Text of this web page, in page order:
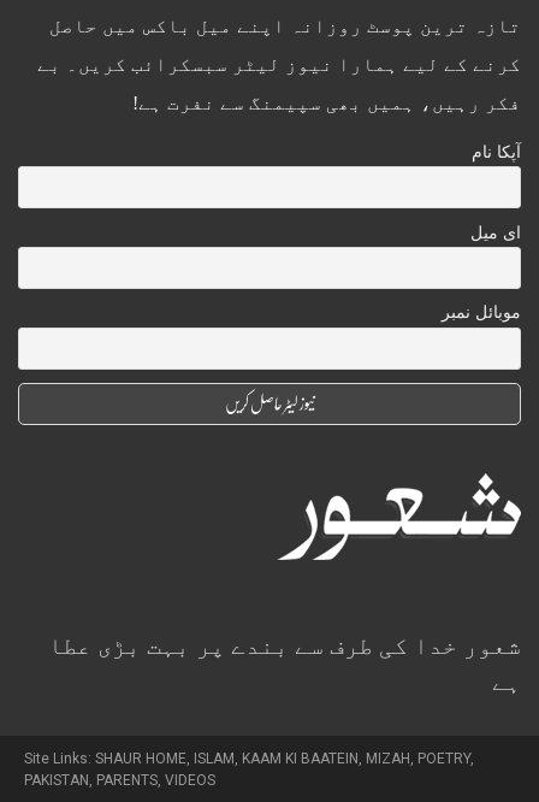
تازہ ترین پوسٹ روزانہ اپنے میل باکس میں حاصل
کرنے کے لیے ہمارا نیوز لیٹر سبسکرائب کریں۔ بے
فکر رہیں، ہمیں بھی سپیمنگ سے نفرت ہے!
آپکا نام
ای میل
موبائل نمبر
شعور خدا کی طرف سے بندے پر بہت بڑی عطا
ہے
Site Links: SHAUR HOME, ISLAM , KAAM KI BAATEIN , MIZAH , POETRY,
PAKISTAN , PARENTS, VIDEOS